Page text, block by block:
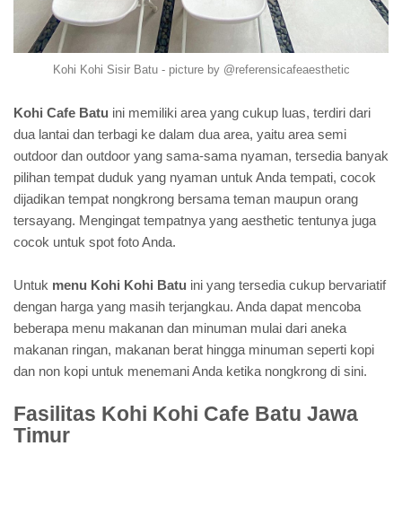
Kohi Kohi Sisir Batu - picture by @referensicafeaesthetic
Kohi Cafe Batu ini memiliki area yang cukup luas, terdiri dari
dua lantai dan terbagi ke dalam dua area, yaitu area semi
outdoor dan outdoor yang sama-sama nyaman, tersedia banyak
pilihan tempat duduk yang nyaman untuk Anda tempati, cocok
dijadikan tempat nongkrong bersama teman maupun orang
tersayang. Mengingat tempatnya yang aesthetic tentunya juga
cocok untuk spot foto Anda.
Untuk menu Kohi Kohi Batu ini yang tersedia cukup bervariatif
dengan harga yang masih terjangkau. Anda dapat mencoba
beberapa menu makanan dan minuman mulai dari aneka
makanan ringan, makanan berat hingga minuman seperti kopi
dan non kopi untuk menemani Anda ketika nongkrong di sini.
Fasilitas Kohi Kohi Cafe Batu Jawa
Timur